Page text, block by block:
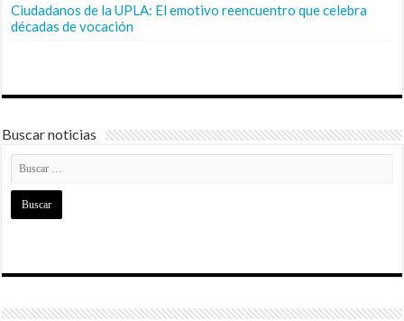
Ciudadanos de la UPLA: El emotivo reencuentro que celebra
décadas de vocación
Buscar noticias